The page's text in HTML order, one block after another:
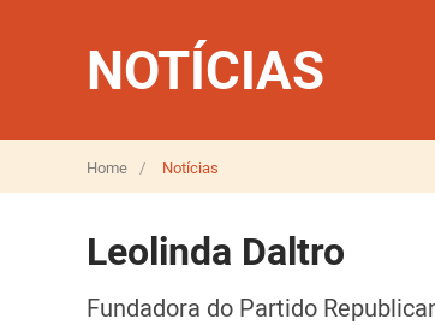
NOTÍCIAS
Home Notícias
Leolinda Daltro
Fundadora do Partido